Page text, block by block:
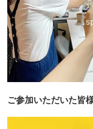
ご参加いただいた皆